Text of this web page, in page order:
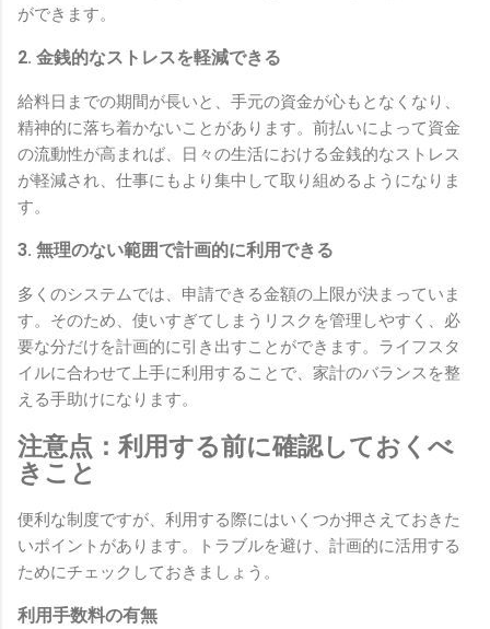
ができます。
2. 金銭的なストレスを軽減できる
給料日までの期間が長いと、手元の資金が心もとなくなり、
精神的に落ち着かないことがあります。前払いによって資金
の流動性が高まれば、日々の生活における金銭的なストレス
が軽減され、仕事にもより集中して取り組めるようになりま
す。
3. 無理のない範囲で計画的に利用できる
多くのシステムでは、申請できる金額の上限が決まっていま
す。そのため、使いすぎてしまうリスクを管理しやすく、必
要な分だけを計画的に引き出すことができます。ライフスタ
イルに合わせて上手に利用することで、家計のバランスを整
える手助けになります。
注意点：利用する前に確認しておくべ
きこと
便利な制度ですが、利用する際にはいくつか押さえておきた
いポイントがあります。トラブルを避け、計画的に活用する
ためにチェックしておきましょう。
利用手数料の有無